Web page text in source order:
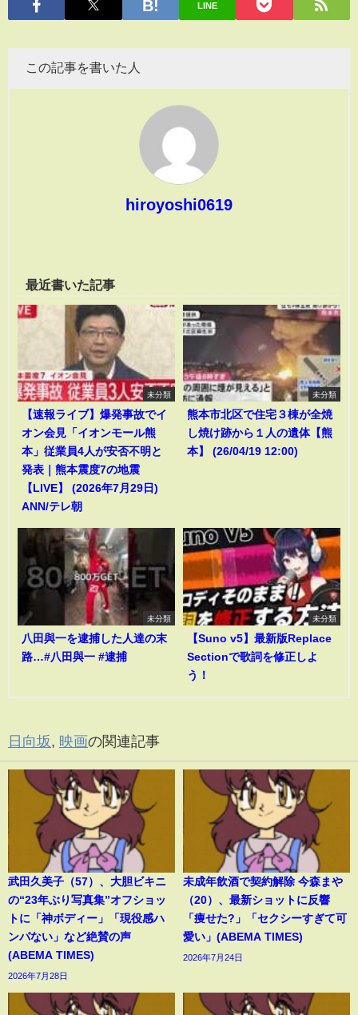
LINE
この記事を書いた人
hiroyoshi0619
最近書いた記事
未分類
【速報ライブ】爆発事故でイ
オン会見「イオンモール熊
本」従業員4人が安否不明と
発表｜熊本震度7の地震
【LIVE】 (2026年7月29日)
ANN/テレ朝
未分類
熊本市北区で住宅３棟が全焼
し焼け跡から１人の遺体【熊
本】 (26/04/19 12:00)
未分類
八田與一を逮捕した人達の末
路…#八田與一 #逮捕
未分類
【Suno v5】最新版Replace
Sectionで歌詞を修正しよ
う！
日向坂, 映画の関連記事
武田久美子（57）、大胆ビキニ
の“23年ぶり写真集”オフショッ
トに「神ボディー」「現役感ハ
ンパない」など絶賛の声
(ABEMA TIMES)
2026年7月28日
未成年飲酒で契約解除 今森まや
（20）、最新ショットに反響
「痩せた?」「セクシーすぎて可
愛い」(ABEMA TIMES)
2026年7月24日